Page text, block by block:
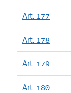
Art. 177
Art. 178
Art. 179
Art. 180